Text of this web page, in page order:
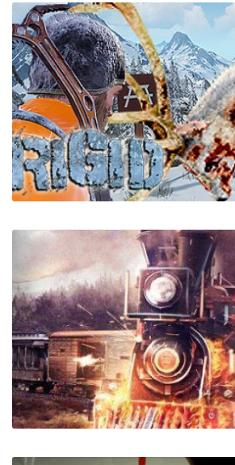
Monster Sanctuary
FRIGID